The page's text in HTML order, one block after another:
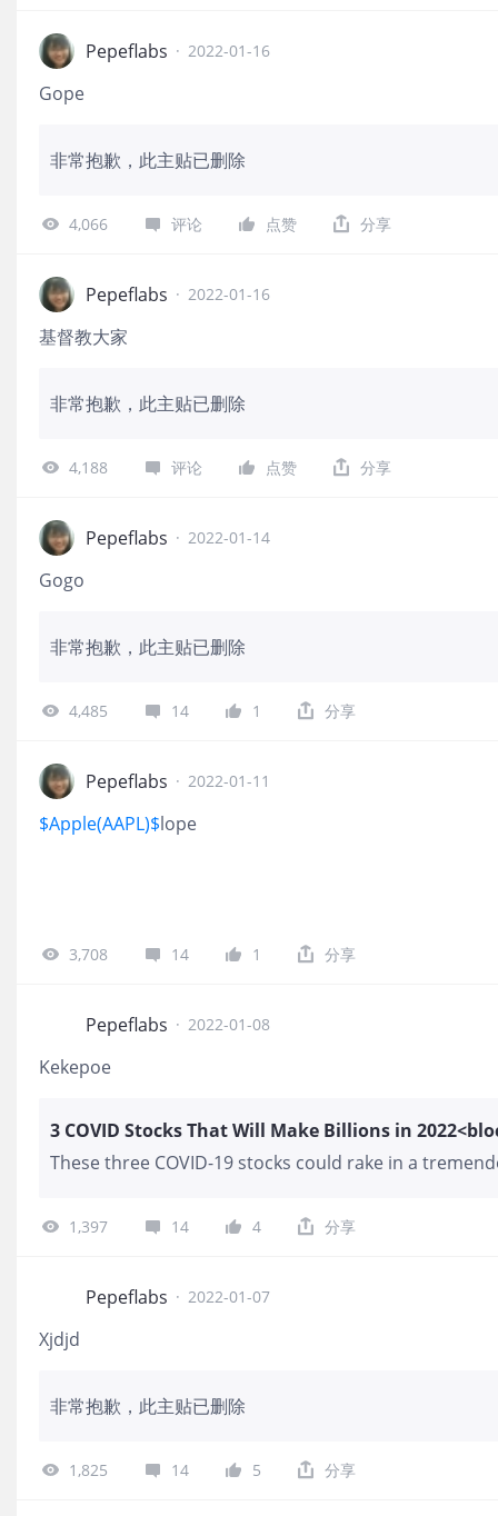
Pepeflabs · 2022-01-16
Gope
非常抱歉，此主贴已删除
4,066 评论 点赞 分享
Pepeflabs · 2022-01-16
基督教大家
非常抱歉，此主贴已删除
4,188 评论 点赞 分享
Pepeflabs · 2022-01-14
Gogo
非常抱歉，此主贴已删除
4,485 14 1 分享
Pepeflabs · 2022-01-11
$Apple(AAPL)$lope
3,708 14 1 分享
Pepeflabs · 2022-01-08
Kekepoe
These three COVID-19 stocks could rake in a
1,397 14 4 分享
Pepeflabs · 2022-01-07
Xjdjd
非常抱歉，此主贴已删除
1,825 14 5 分享